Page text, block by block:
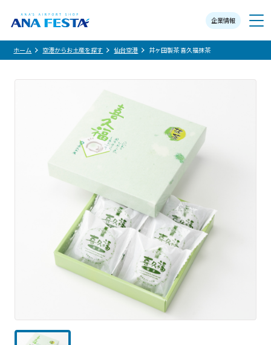
企業情報
メニュー
ホーム 空港からお土産を探す 仙台空港 井ヶ田製茶 喜久福抹茶